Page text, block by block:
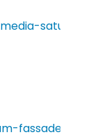
fassade-